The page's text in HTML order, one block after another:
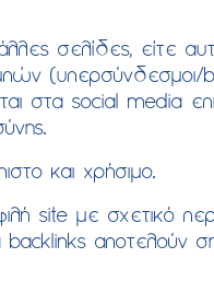
σελίδες, είτε
(υπερσύνδεσμοι/
στα social media
και χρήσιμο.
site με σχετικό
αποτελούν